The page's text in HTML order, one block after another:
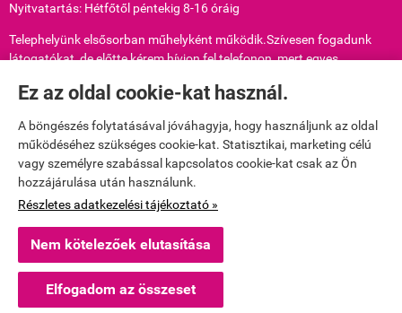
Ez az oldal cookie-kat használ.
A böngészés folytatásával jóváhagyja, hogy használjunk az oldal
működéséhez szükséges cookie-kat. Statisztikai, marketing célú
vagy személyre szabással kapcsolatos cookie-kat csak az Ön
hozzájárulása után használunk.
Részletes adatkezelési tájékoztató »
Nem kötelezőek elutasítása
Elfogadom az összeset
Nyitvatartás: Hétfőtől péntekig 8-16 óráig
Telephelyünk elsősorban műhelyként működik.Szívesen fogadunk
látogatókat, de előtte kérem hívjon fel telefonon, mert egyes
Adószám: 68278782-2-29
E-mail:puskarani@gmail.com
puskarkeramia79@gmail.com
Webáruház készítés